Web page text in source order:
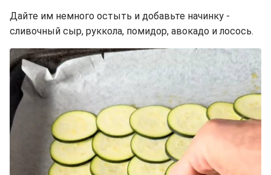
Дайте им немного остыть и добавьте начинку -
сливочный сыр, руккола, помидор, авокадо и лосось.